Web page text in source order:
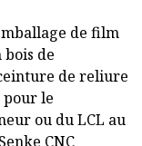
de film
de
de reliure
pour le
ou du LCL au
CNC